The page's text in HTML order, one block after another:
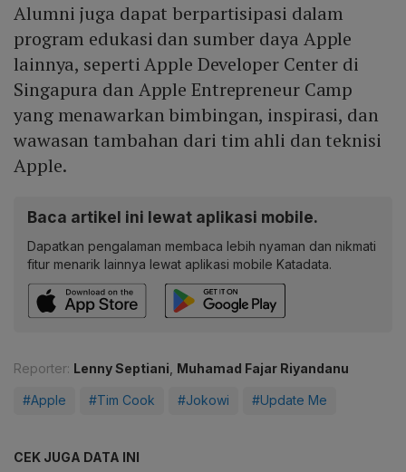
Alumni juga dapat berpartisipasi dalam
program edukasi dan sumber daya Apple
lainnya, seperti Apple Developer Center di
Singapura dan Apple Entrepreneur Camp
yang menawarkan bimbingan, inspirasi, dan
wawasan tambahan dari tim ahli dan teknisi
Apple.
Baca artikel ini lewat aplikasi mobile.
Dapatkan pengalaman membaca lebih nyaman dan nikmati
fitur menarik lainnya lewat aplikasi mobile Katadata.
Reporter: Lenny Septiani, Muhamad Fajar Riyandanu
#Apple #Tim Cook #Jokowi #Update Me
CEK JUGA DATA INI